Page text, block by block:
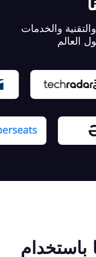
والخدمات
باستخدام